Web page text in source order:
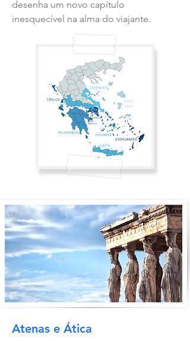
desenha um novo capítulo
inesquecível na alma do viajante.
Atenas e Ática